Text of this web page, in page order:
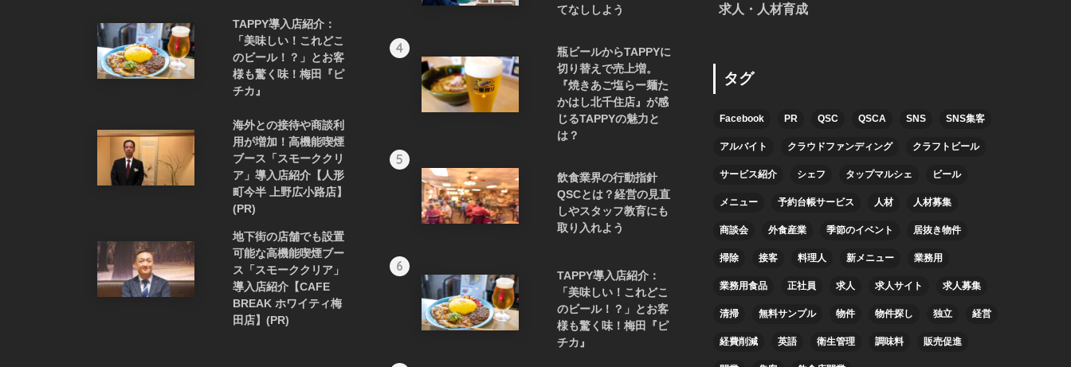
TAPPY導入店紹介：
「美味しい！これどこ
のビール！？」とお客
様も驚く味！梅田『ピ
チカ』
海外との接待や商談利
用が増加！高機能喫煙
ブース「スモーククリ
ア」導入店紹介【人形
町今半 上野広小路店】
(PR)
地下街の店舗でも設置
可能な高機能喫煙ブー
ス「スモーククリア」
導入店紹介【CAFE
BREAK ホワイティ梅
田店】(PR)
てなししよう
4
瓶ビールからTAPPYに
切り替えで売上増。
『焼きあご塩らー麺た
かはし北千住店』が感
じるTAPPYの魅力と
は？
5
飲食業界の行動指針
QSCとは？経営の見直
しやスタッフ教育にも
取り入れよう
6
TAPPY導入店紹介：
「美味しい！これどこ
のビール！？」とお客
様も驚く味！梅田『ピ
チカ』
求人・人材育成
タグ
Facebook PR QSC QSCA SNS SNS集客
アルバイト クラウドファンディング クラフトビール
サービス紹介 シェフ タップマルシェ ビール
メニュー 予約台帳サービス 人材 人材募集
商談会 外食産業 季節のイベント 居抜き物件
掃除 接客 料理人 新メニュー 業務用
業務用食品 正社員 求人 求人サイト 求人募集
清掃 無料サンプル 物件 物件探し 独立 経営
経費削減 英語 衛生管理 調味料 販売促進